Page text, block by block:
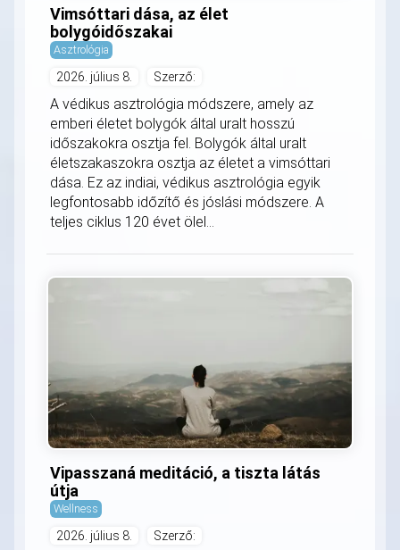
Vimsóttari dása, az élet
bolygóidőszakai
Asztrológia
2026. július 8. Szerző:
A védikus asztrológia módszere, amely az
emberi életet bolygók által uralt hosszú
időszakokra osztja fel. Bolygók által uralt
életszakaszokra osztja az életet a vimsóttari
dása. Ez az indiai, védikus asztrológia egyik
legfontosabb időzítő és jóslási módszere. A
teljes ciklus 120 évet ölel...
Vipasszaná meditáció, a tiszta látás
útja
Wellness
2026. július 8. Szerző: